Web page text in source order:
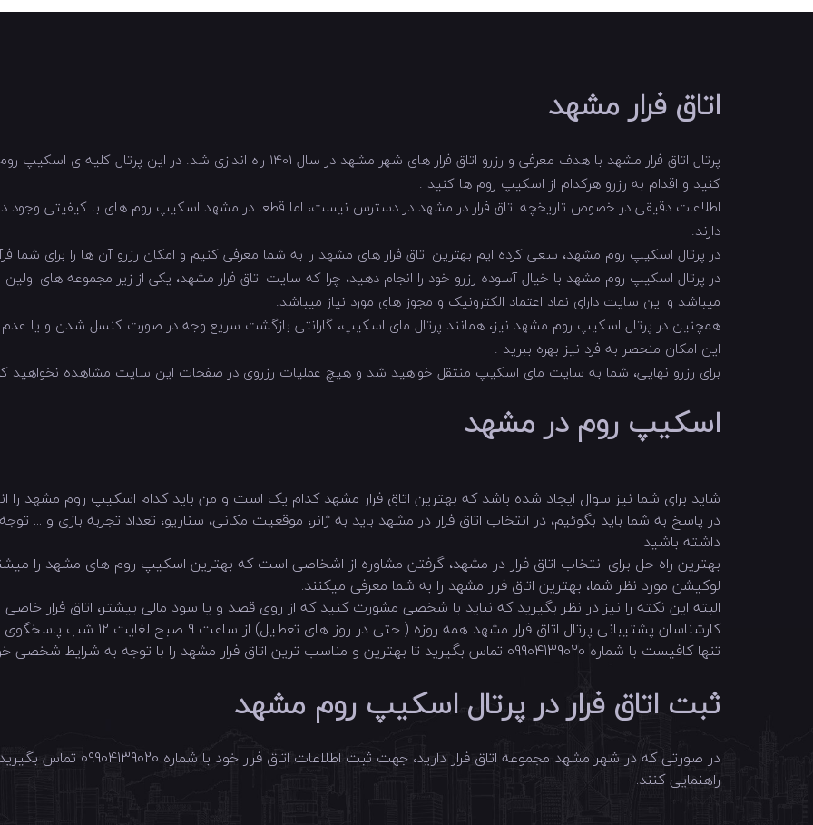
اتاق فرار مشهد
پرتال اتاق فرار مشهد با هدف معرفی و رزرو اتاق فرار های شهر مشهد در سال 1401
کنید و اقدام به رزرو هرکدام از اسکیپ روم ها کنید .
اطلاعات دقیقی در خصوص تاریخچه اتاق فرار در مشهد در دسترس نیست، اما قطعا در مشهد اسکیپ روم های با کیفیتی وجود
دارند.
در پرتال اسکیپ روم مشهد، سعی کرده ایم بهترین اتاق فرار های مشهد را به شما معرفی کنیم و امکان رزرو آن ها را برای شما
در پرتال اسکیپ روم مشهد با خیال آسوده رزرو خود را انجام دهید، چرا که سایت اتاق فرار مشهد، یکی از زیر مجموعه های اولین
میباشد و این سایت دارای نماد اعتماد الکترونیک و مجوز های مورد نیاز میباشد.
همچنین در پرتال اسکیپ روم مشهد نیز، همانند پرتال مای اسکیپ، گارانتی بازگشت سریع وجه در صورت کنسل شدن و یا عدم
این امکان منحصر به فرد نیز بهره ببرید .
برای رزرو نهایی، شما به سایت مای اسکیپ منتقل خواهید شد و هیچ عملیات رزروی در صفحات این سایت مشاهده نخواهید
اسکیپ روم در مشهد
شاید برای شما نیز سوال ایجاد شده باشد که بهترین اتاق فرار مشهد کدام یک است و من باید کدام اسکیپ روم مشهد را
در پاسخ به شما باید بگوئیم، در انتخاب اتاق فرار در مشهد باید به ژانر، موقعیت مکانی، سناریو، تعداد تجربه بازی و ...
داشته باشید.
بهترین راه حل برای انتخاب اتاق فرار در مشهد، گرفتن مشاوره از اشخاصی است که بهترین اسکیپ روم های مشهد را
لوکیشن مورد نظر شما، بهترین اتاق فرار مشهد را به شما معرفی میکنند.
البته این نکته را نیز در نظر بگیرید که نباید با شخصی مشورت کنید که از روی قصد و یا سود مالی بیشتر، اتاق فرار خاصی
کارشناسان پشتیبانی پرتال اتاق فرار مشهد همه روزه ( حتی در روز های تعطیل) از ساعت 9 صبح لغایت 12 شب پاسخگوی شما برای انتخاب بهترین اسکیپ روم مشهد هستند.
تنها کافیست با شماره 09904139020 تماس بگیرید تا بهترین و مناسب ترین اتاق فرار مشهد را با توجه به شرایط شخصی خودتان، به شما معرفی کنید .
ثبت اتاق فرار در پرتال اسکیپ روم مشهد
در صورتی که در شهر مشهد مجموعه
راهنمایی کنند.